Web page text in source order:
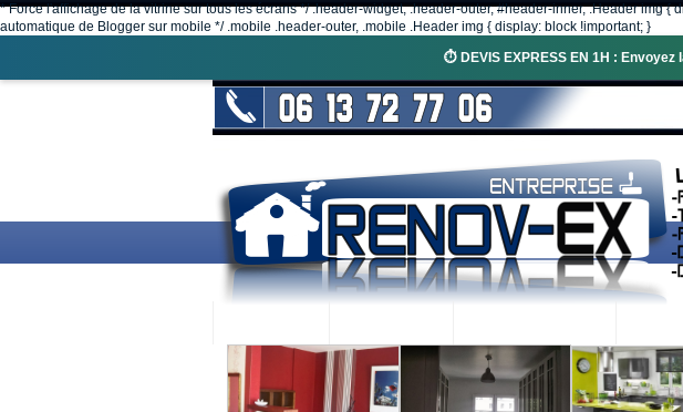
* Force l'affichage de la vitrine sur tous les écrans */ .header-widget, .header-outer, #header-inner, .Header img
automatique de Blogger sur mobile */ .mobile .header-outer, .mobile .Header img { display: block !important; }
⏱️ DEVIS EXPRESS EN 1H :